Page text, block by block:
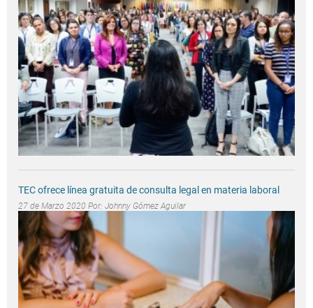
TEC ofrece línea gratuita de consulta legal en materia laboral
27 de Marzo 2020 Por: Johnny Gómez Aguilar